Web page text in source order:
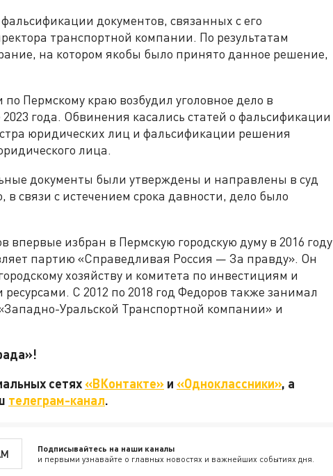
документов, связанных с его
транспортной компании. По результатам
на котором якобы было принято данное решение,
Пермскому краю возбудил уголовное дело в
года. Обвинения касались статей о фальсификации
юридических лиц и фальсификации решения
лица.
документы были утверждены и направлены в суд
в связи с истечением срока давности, дело было
избран в Пермскую городскую думу в 2016 году
партию «Справедливая Россия — За правду». Он
хозяйству и комитета по инвестициям и
С 2012 по 2018 год Федоров также занимал
Уральской Транспортной компании» и
сетях«ВКонтакте» и «Одноклассники», а
телеграм-канал.
Подписывайтесь на наши каналы
и первыми узнавайте о главных новостях и важнейших событиях дня.